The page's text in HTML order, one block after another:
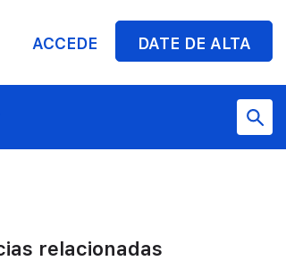
ACCEDE DATE DE ALTA
relacionadas